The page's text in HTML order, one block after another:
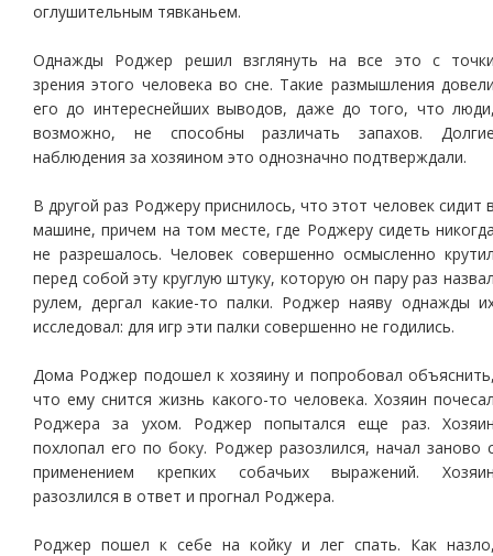
оглушительным тявканьем.
Однажды Роджер решил взглянуть на все это с
зрения этого человека во сне. Такие размышления
его до интереснейших выводов, даже до того, что
возможно, не способны различать запахов.
наблюдения за хозяином это однозначно подтверждали.
В другой раз Роджеру приснилось, что этот человек сидит
машине, причем на том месте, где Роджеру сидеть
не разрешалось. Человек совершенно осмысленно
перед собой эту круглую штуку, которую он пару раз
рулем, дергал какие-то палки. Роджер наяву однажды
исследовал: для игр эти палки совершенно не годились.
Дома Роджер подошел к хозяину и попробовал
что ему снится жизнь какого-то человека. Хозяин
Роджера за ухом. Роджер попытался еще раз.
похлопал его по боку. Роджер разозлился, начал заново
применением крепких собачьих выражений.
разозлился в ответ и прогнал Роджера.
Роджер пошел к себе на койку и лег спать. Как